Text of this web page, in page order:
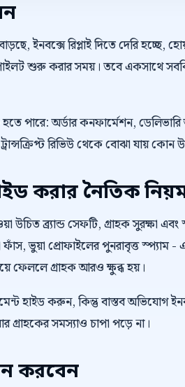
ইনবক্সে রিপ্লাই দিতে দেরি হচ্ছে,
শুরু করার সময়। তবে একসাথে
পারে: অর্ডার কনফার্মেশন,
রিভিউ থেকে বোঝা যায়
করার নৈতিক
উচিত ব্র্যান্ড সেফটি, গ্রাহক সুরক্ষা
ফাঁস, ভুয়া প্রোফাইলের পুনরাবৃত্ত
ফেললে গ্রাহক আরও ক্ষুব্ধ হয়।
হাইড করুন, কিন্তু বাস্তব অভিযোগ
গ্রাহকের সমস্যাও চাপা পড়ে না।
করবেন